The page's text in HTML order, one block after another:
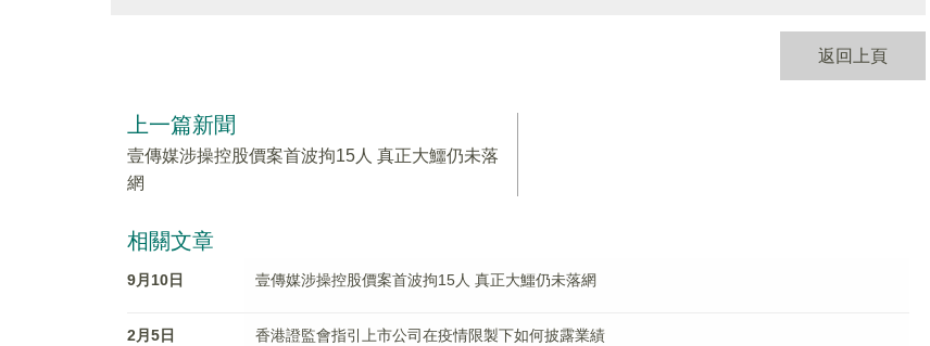
返回上頁
上一篇新聞
壹傳媒涉操控股價案首波拘15人 真正大鱷仍未落
網
相關文章
9月10日 壹傳媒涉操控股價案首波拘15人 真正大鱷仍未落網
2月5日 香港證監會指引上市公司在疫情限製下如何披露業績